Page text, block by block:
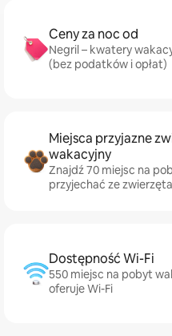
Ceny za noc od
Negril – kwatery
(bez podatków i opłat)
Miejsca przyjazne
wakacyjny
Znajdź 70 miejsc na
przyjechać ze
Dostępność Wi-Fi
550 miejsc na pobyt
oferuje Wi-Fi